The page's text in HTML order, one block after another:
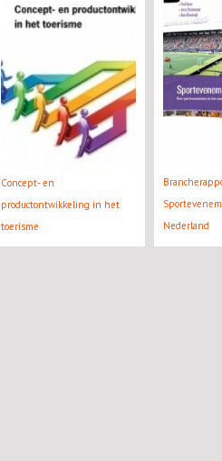
Concept- en
productontwikkeling in het
toerisme
Nederland